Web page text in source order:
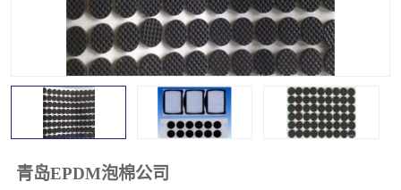
青岛EPDM泡棉公司